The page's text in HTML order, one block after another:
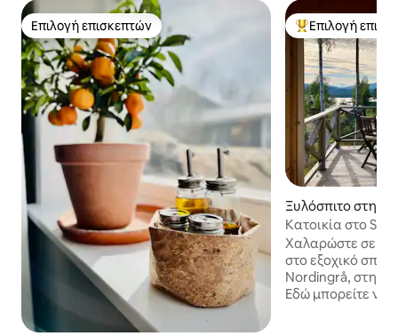
Επιλογή επισκεπτών
Επιλογή επισκεπτών Κορυφαία
Επιλογή
Ξυλόσπιτο στην
Κατοικία στο
Χαλαρώστε σε
στο εξοχικό
Nordingrå, στην
Εδώ μπορείτε να